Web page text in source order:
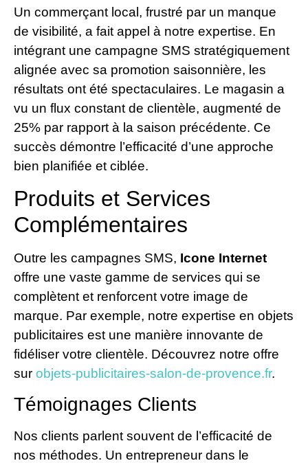
Un commerçant local, frustré par un manque
de visibilité, a fait appel à notre expertise. En
intégrant une campagne SMS stratégiquement
alignée avec sa promotion saisonnière, les
résultats ont été spectaculaires. Le magasin a
vu un flux constant de clientèle, augmenté de
25% par rapport à la saison précédente. Ce
succès démontre l’efficacité d’une approche
bien planifiée et ciblée.
Produits et Services
Complémentaires
Outre les campagnes SMS, Icone Internet
offre une vaste gamme de services qui se
complètent et renforcent votre image de
marque. Par exemple, notre expertise en objets
publicitaires est une manière innovante de
fidéliser votre clientèle. Découvrez notre offre
sur objets-publicitaires-salon-de-provence.fr.
Témoignages Clients
Nos clients parlent souvent de l’efficacité de
nos méthodes. Un entrepreneur dans le